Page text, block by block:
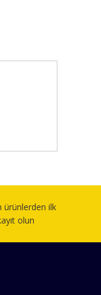
ürünlerden ilk
olun